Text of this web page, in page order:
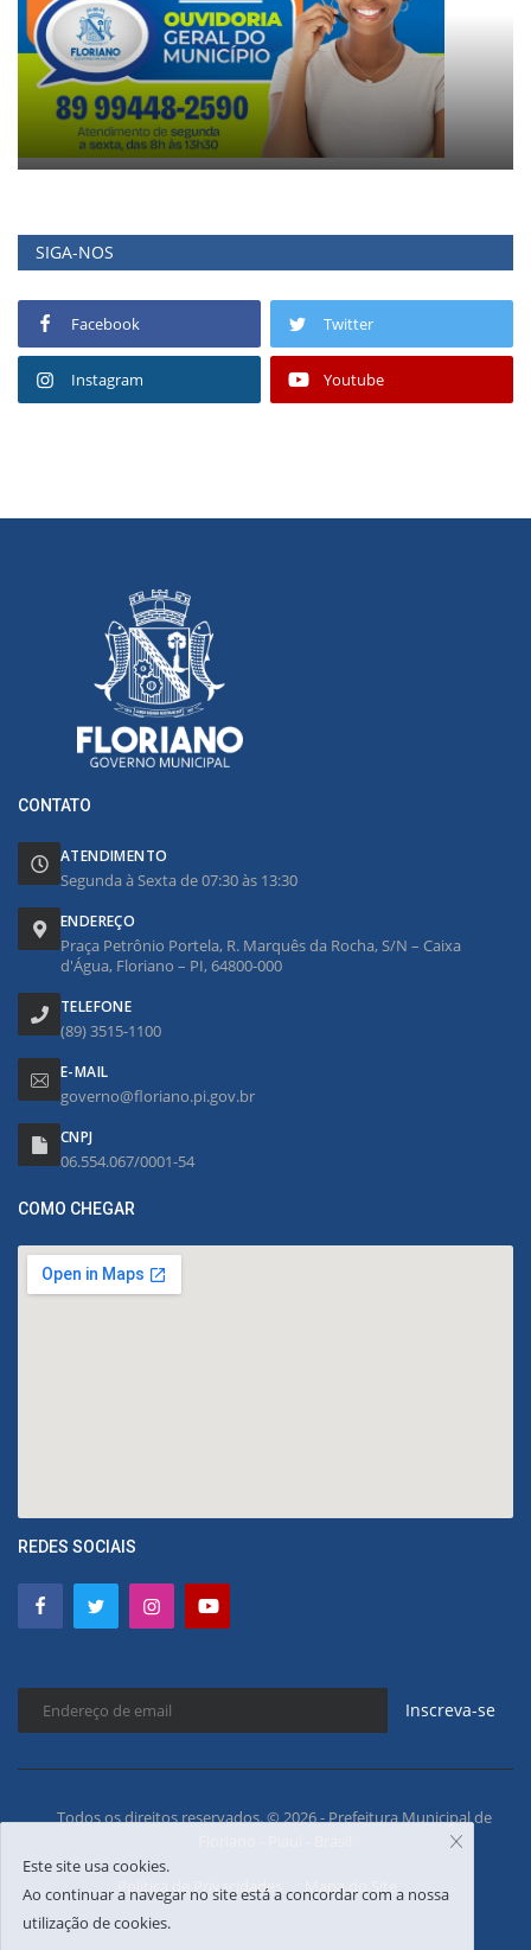
SIGA-NOS
Facebook Twitter
Instagram Youtube
CONTATO
ATENDIMENTO
Segunda à Sexta de 07:30 às 13:30
ENDEREÇO
Praça Petrônio Portela, R. Marquês da Rocha, S/N – Caixa
d'Água, Floriano – PI, 64800-000
TELEFONE
(89) 3515-1100
E-MAIL
governo@floriano.pi.gov.br
CNPJ
06.554.067/0001-54
COMO CHEGAR
REDES SOCIAIS
Inscreva-se
Todos os direitos reservados. © 2026 - Prefeitura Municipal de
Política de Privacidades Mapa do Site
Este site usa cookies.
Ao continuar a navegar no site está a concordar com a nossa
utilização de cookies.